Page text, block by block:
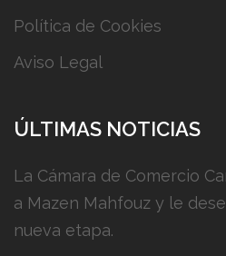
Política de Cookies
Aviso Legal
ÚLTIMAS NOTICIAS
La Cámara de Comercio
a Mazen Mahfouz y le
nueva etapa.